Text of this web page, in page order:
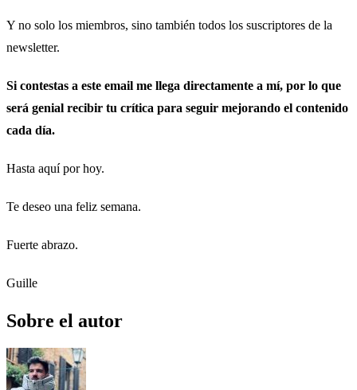
Y no solo los miembros, sino también todos los suscriptores de la
newsletter.
Si contestas a este email me llega directamente a mí, por lo que
será genial recibir tu crítica para seguir mejorando el contenido
cada día.
Hasta aquí por hoy.
Te deseo una feliz semana.
Fuerte abrazo.
Guille
Sobre el autor